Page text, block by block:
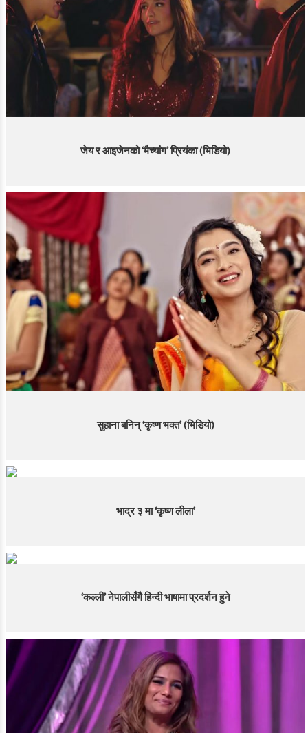
जेय र आइजेनको ‘मैच्यांग’ प्रियंका (भिडियो)
सुहाना बनिन् ‘कृष्ण भक्त’ (भिडियो)
भाद्र ३ मा ‘कृष्ण लीला’
‘कल्ली’ नेपालीसँगै हिन्दी भाषामा प्रदर्शन हुने